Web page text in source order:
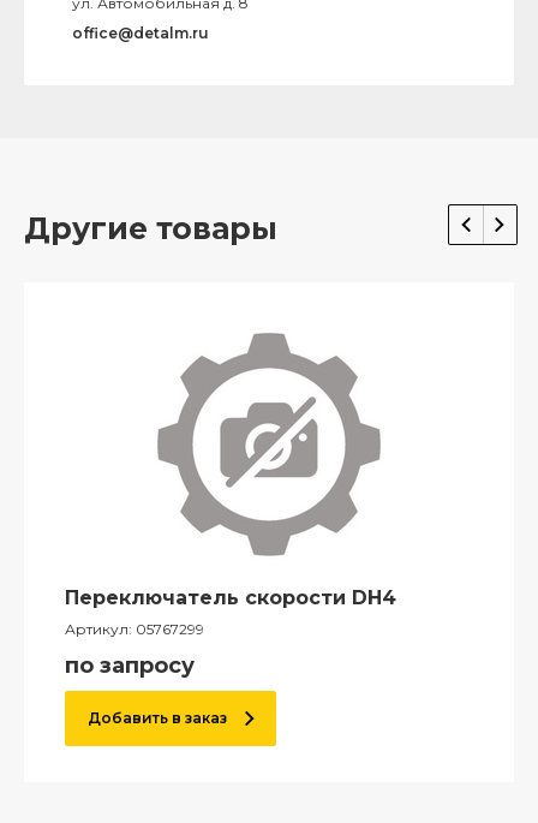
office@detalm.ru
Другие товары
Переключатель скорости DH4
Артикул: 05767299
по запросу
Добавить в заказ